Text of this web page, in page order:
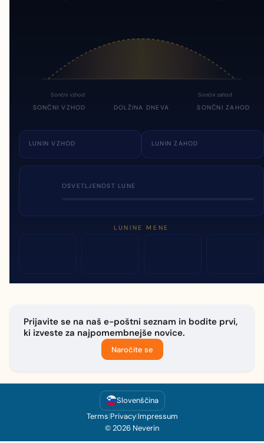
Sončni vzhod Sončni zahod
SONČNI VZHOD DOLŽINA DNEVA SONČNI ZAHOD
LUNIN VZHOD LUNIN ZAHOD
OSVETLJENOST LUNE
LUNINE MENE
Prijavite se na naš e-poštni seznam in bodite prvi,
ki izveste za najpomembnejše novice.
Naročite se
Slovenščina
Terms|Privacy|Impressum
© 2026 Neverin